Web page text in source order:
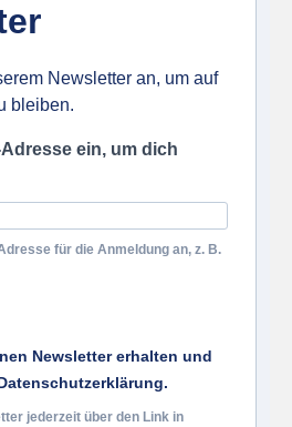
Newsletter an, um auf
bleiben.
ein, um dich
für die Anmeldung an, z. B.
Newsletter erhalten und
jederzeit über den Link in